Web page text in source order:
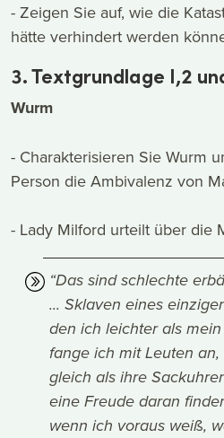
- Zeigen Sie auf, wie die
hätte verhindert werden
3. Textgrundlage I,2
Wurm
- Charakterisieren Sie Wurm
Person die Ambivalenz von
- Lady Milford urteilt über die
“Das sind schlechte
... Sklaven eines
den ich leichter als
fange ich mit Leuten
gleich als ihre
eine Freude daran
wenn ich voraus weiß,